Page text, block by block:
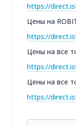
https://
Цены на
https://
Цены на все
https://
Цены на все
https://